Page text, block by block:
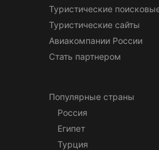
Туристические
Туристические сайты
Авиакомпании России
Стать партнером
Популярные страны
Россия
Египет
Турция